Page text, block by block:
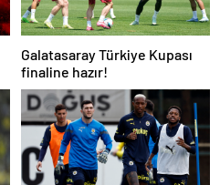
Galatasaray Türkiye Kupası
finaline hazır!